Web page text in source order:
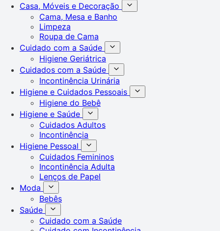
Casa, Móveis e Decoração
Cama, Mesa e Banho
Limpeza
Roupa de Cama
Cuidado com a Saúde
Higiene Geriátrica
Cuidados com a Saúde
Incontinência Urinária
Higiene e Cuidados Pessoais
Higiene do Bebê
Higiene e Saúde
Cuidados Adultos
Incontinência
Higiene Pessoal
Cuidados Femininos
Incontinência Adulta
Lenços de Papel
Moda
Bebês
Saúde
Cuidado com a Saúde